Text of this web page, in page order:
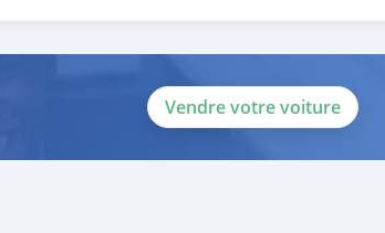
Vendre votre voiture